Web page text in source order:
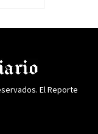
El Reporte